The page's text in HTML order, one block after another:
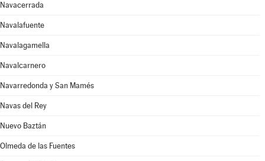
Navacerrada
Navalafuente
Navalagamella
Navalcarnero
Navarredonda y San Mamés
Navas del Rey
Nuevo Baztán
Olmeda de las Fuentes